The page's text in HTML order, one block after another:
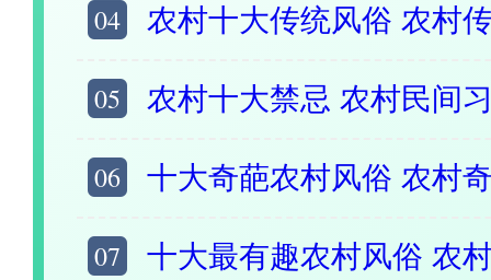
04 农村十大传统风俗 农村传统民俗
05 农村十大禁忌 农村民间习俗禁忌盘点
06 十大奇葩农村风俗 农村奇特风俗习惯 这些
07 十大最有趣农村风俗 农村趣味民俗盘点 家乡